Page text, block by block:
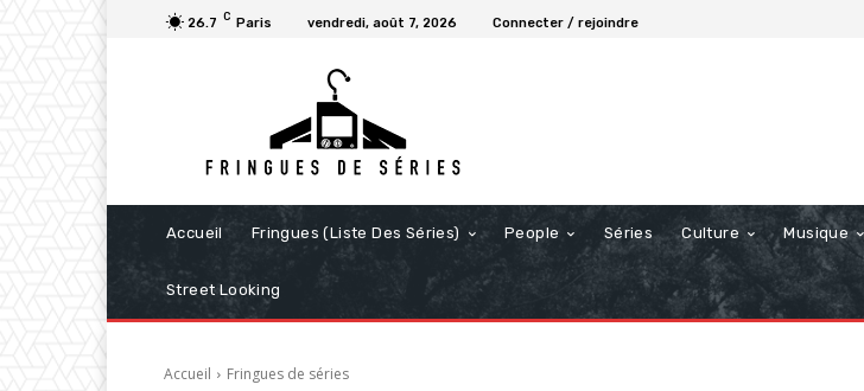
26.7 C Paris vendredi, août 7, 2026 Connecter / rejoindre
Accueil Fringues (Liste Des Séries) People Séries Culture Musique
Street Looking
Accueil Fringues de séries